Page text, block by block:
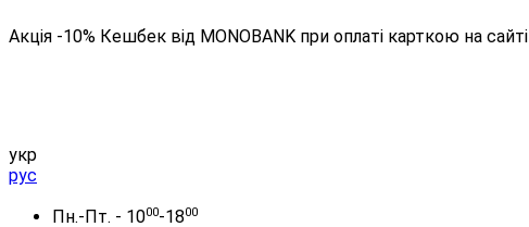
Акція -10% Кешбек від MONOBANK при оплаті карткою на сайті
укр
рус
Пн.-Пт. - 1000-1800